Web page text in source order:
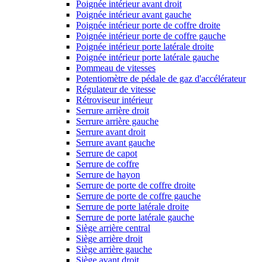
Poignée intérieur avant droit
Poignée intérieur avant gauche
Poignée intérieur porte de coffre droite
Poignée intérieur porte de coffre gauche
Poignée intérieur porte latérale droite
Poignée intérieur porte latérale gauche
Pommeau de vitesses
Potentiomètre de pédale de gaz d'accélérateur
Régulateur de vitesse
Rétroviseur intérieur
Serrure arrière droit
Serrure arrière gauche
Serrure avant droit
Serrure avant gauche
Serrure de capot
Serrure de coffre
Serrure de hayon
Serrure de porte de coffre droite
Serrure de porte de coffre gauche
Serrure de porte latérale droite
Serrure de porte latérale gauche
Siège arrière central
Siège arrière droit
Siège arrière gauche
Siège avant droit